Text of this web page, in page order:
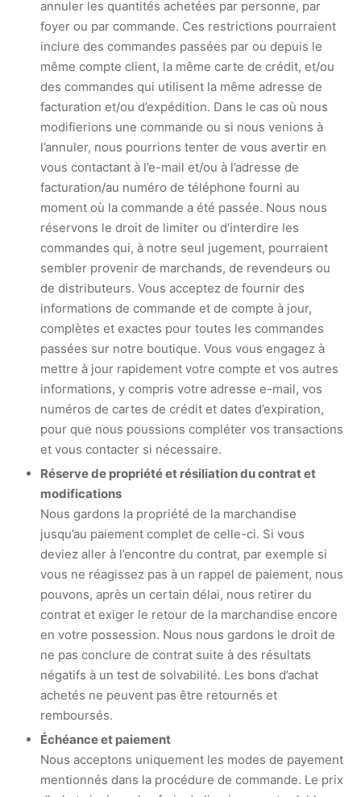
annuler les quantités achetées par personne, par
foyer ou par commande. Ces restrictions pourraient
inclure des commandes passées par ou depuis le
même compte client, la même carte de crédit, et/ou
des commandes qui utilisent la même adresse de
facturation et/ou d’expédition. Dans le cas où nous
modifierions une commande ou si nous venions à
l’annuler, nous pourrions tenter de vous avertir en
vous contactant à l’e-mail et/ou à l’adresse de
facturation/au numéro de téléphone fourni au
moment où la commande a été passée. Nous nous
réservons le droit de limiter ou d’interdire les
commandes qui, à notre seul jugement, pourraient
sembler provenir de marchands, de revendeurs ou
de distributeurs. Vous acceptez de fournir des
informations de commande et de compte à jour,
complètes et exactes pour toutes les commandes
passées sur notre boutique. Vous vous engagez à
mettre à jour rapidement votre compte et vos autres
informations, y compris votre adresse e-mail, vos
numéros de cartes de crédit et dates d’expiration,
pour que nous poussions compléter vos transactions
et vous contacter si nécessaire.
Réserve de propriété et résiliation du contrat et
modifications
Nous gardons la propriété de la marchandise
jusqu’au paiement complet de celle-ci. Si vous
deviez aller à l’encontre du contrat, par exemple si
vous ne réagissez pas à un rappel de paiement, nous
pouvons, après un certain délai, nous retirer du
contrat et exiger le retour de la marchandise encore
en votre possession. Nous nous gardons le droit de
ne pas conclure de contrat suite à des résultats
négatifs à un test de solvabilité. Les bons d’achat
achetés ne peuvent pas être retournés et
remboursés.
Échéance et paiement
Nous acceptons uniquement les modes de payement
mentionnés dans la procédure de commande. Le prix